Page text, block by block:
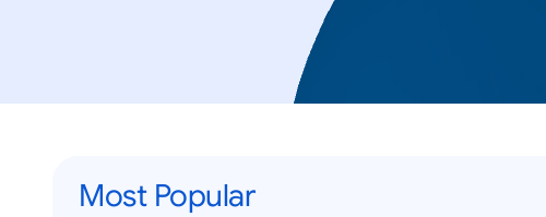
Most Popular